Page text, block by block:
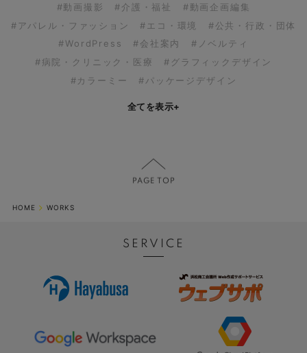
#動画撮影
#介護・福祉
#動画企画編集
#アパレル・ファッション
#エコ・環境
#公共・行政・団体
#WordPress
#会社案内
#ノベルティ
#病院・クリニック・医療
#グラフィックデザイン
#カラーミー
#パッケージデザイン
全てを表示+
HOME WORKS
SERVICE